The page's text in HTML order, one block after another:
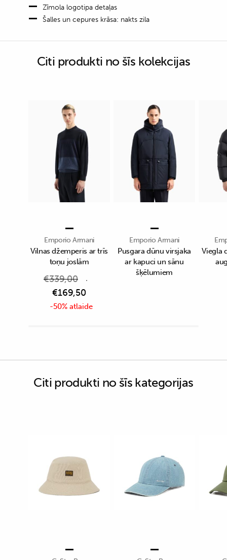
Zīmola logotipa detaļas
Šalles un cepures krāsa: nakts zila
Citi produkti no šīs kolekcijas
Emporio Armani
Vilnas džemperis ar trīs
toņu joslām
€339,00
€169,50
-50% atlaide
Emporio Armani
Pusgara dūnu virsjaka
ar kapuci un sānu
šķēlumiem
Viegla
Citi produkti no šīs kategorijas